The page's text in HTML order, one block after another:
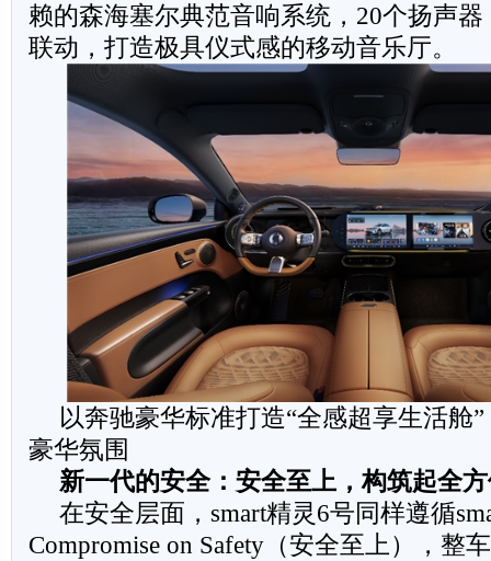
赖的森海塞尔典范音响系统，20个扬声
联动，打造极具仪式感的移动音乐厅。
以奔驰豪华标准打造“全感超享生活舱
豪华氛围
新一代的安全：安全至上，构筑起全
在安全层面，smart精灵6号同样遵循
Compromise on Safety（安全至上），整